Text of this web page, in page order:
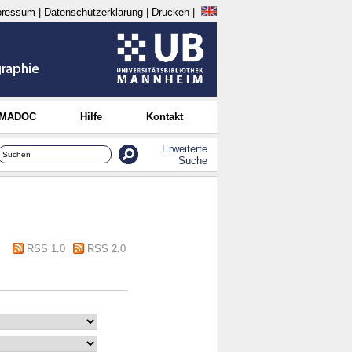
Datenschutzerklärung Drucken
Hilfe Kontakt
Erweiterte
Suche
RSS 1.0 RSS 2.0